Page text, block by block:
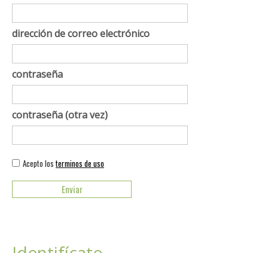
dirección de correo electrónico
contraseña
contraseña (otra vez)
Acepto los terminos de uso